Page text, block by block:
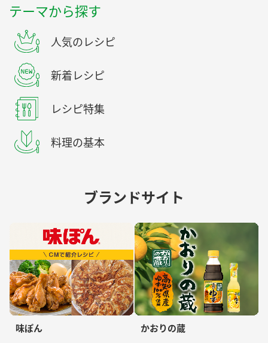
テーマから探す
人気のレシピ
新着レシピ
レシピ特集
料理の基本
ブランドサイト
味ぽん かおりの蔵